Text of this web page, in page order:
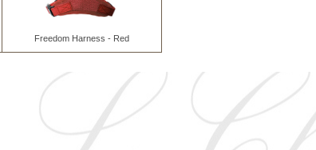
Freedom Harness - Red